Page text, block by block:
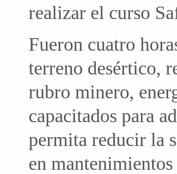
realizar el curso
Fueron cuatro
terreno desértico,
rubro minero,
capacitados para
permita reducir la
en